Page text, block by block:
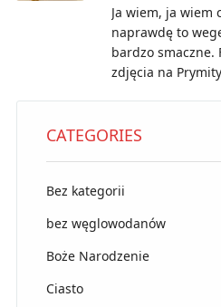
Ja wiem, ja wiem
naprawdę to
bardzo smaczne.
zdjęcia na
CATEGORIES
Bez kategorii
bez węglowodanów
Boże Narodzenie
Ciasto